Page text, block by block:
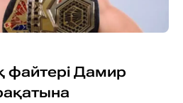
файтері Дамир